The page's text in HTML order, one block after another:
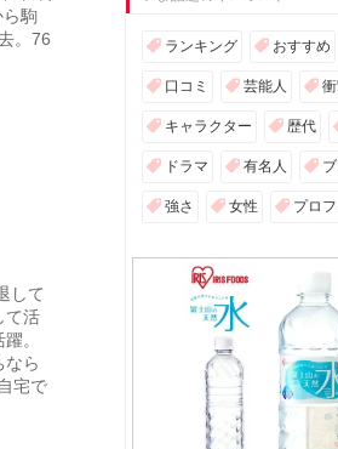
駒
。76
して
て活
。
なら
宅で
ランキング おすすめ
口コミ 芸能人
キャラクター 歴代
ドラマ 有名人
強さ 女性 プロ